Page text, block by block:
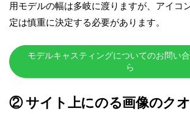
用モデルの幅は多岐に渡りますが、アイコ
定は慎重に決定する必要があります。
モデルキャスティングについてのお問い
ら
② サイト上にのる画像のク